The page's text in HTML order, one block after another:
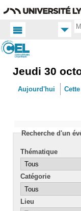
Accueil
Jeudi 30
Aujourd'hui
Recherche d'un
Thématique
Catégorie
Lieu